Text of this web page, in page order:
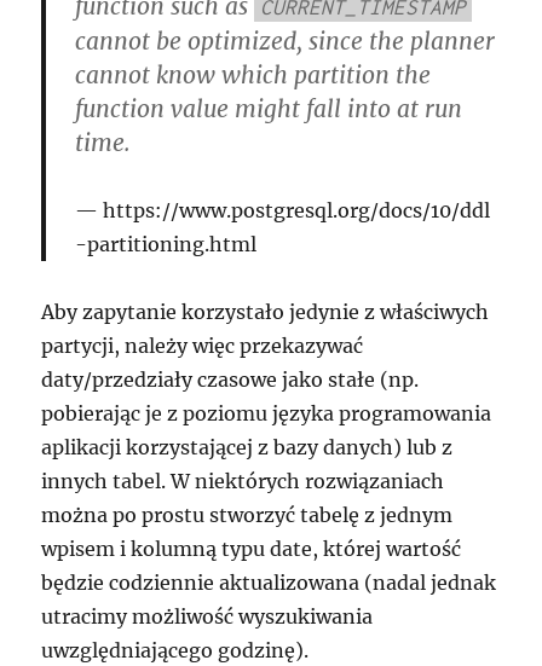
function such as CURRENT_TIMESTAMP
cannot be optimized, since the planner
cannot know which partition the
function value might fall into at run
time.
https://www.postgresql.org/docs/10/ddl
-partitioning.html
Aby zapytanie korzystało jedynie z właściwych
partycji, należy więc przekazywać
daty/przedziały czasowe jako stałe (np.
pobierając je z poziomu języka programowania
aplikacji korzystającej z bazy danych) lub z
innych tabel. W niektórych rozwiązaniach
można po prostu stworzyć tabelę z jednym
wpisem i kolumną typu date, której wartość
będzie codziennie aktualizowana (nadal jednak
utracimy możliwość wyszukiwania
uwzględniającego godzinę).